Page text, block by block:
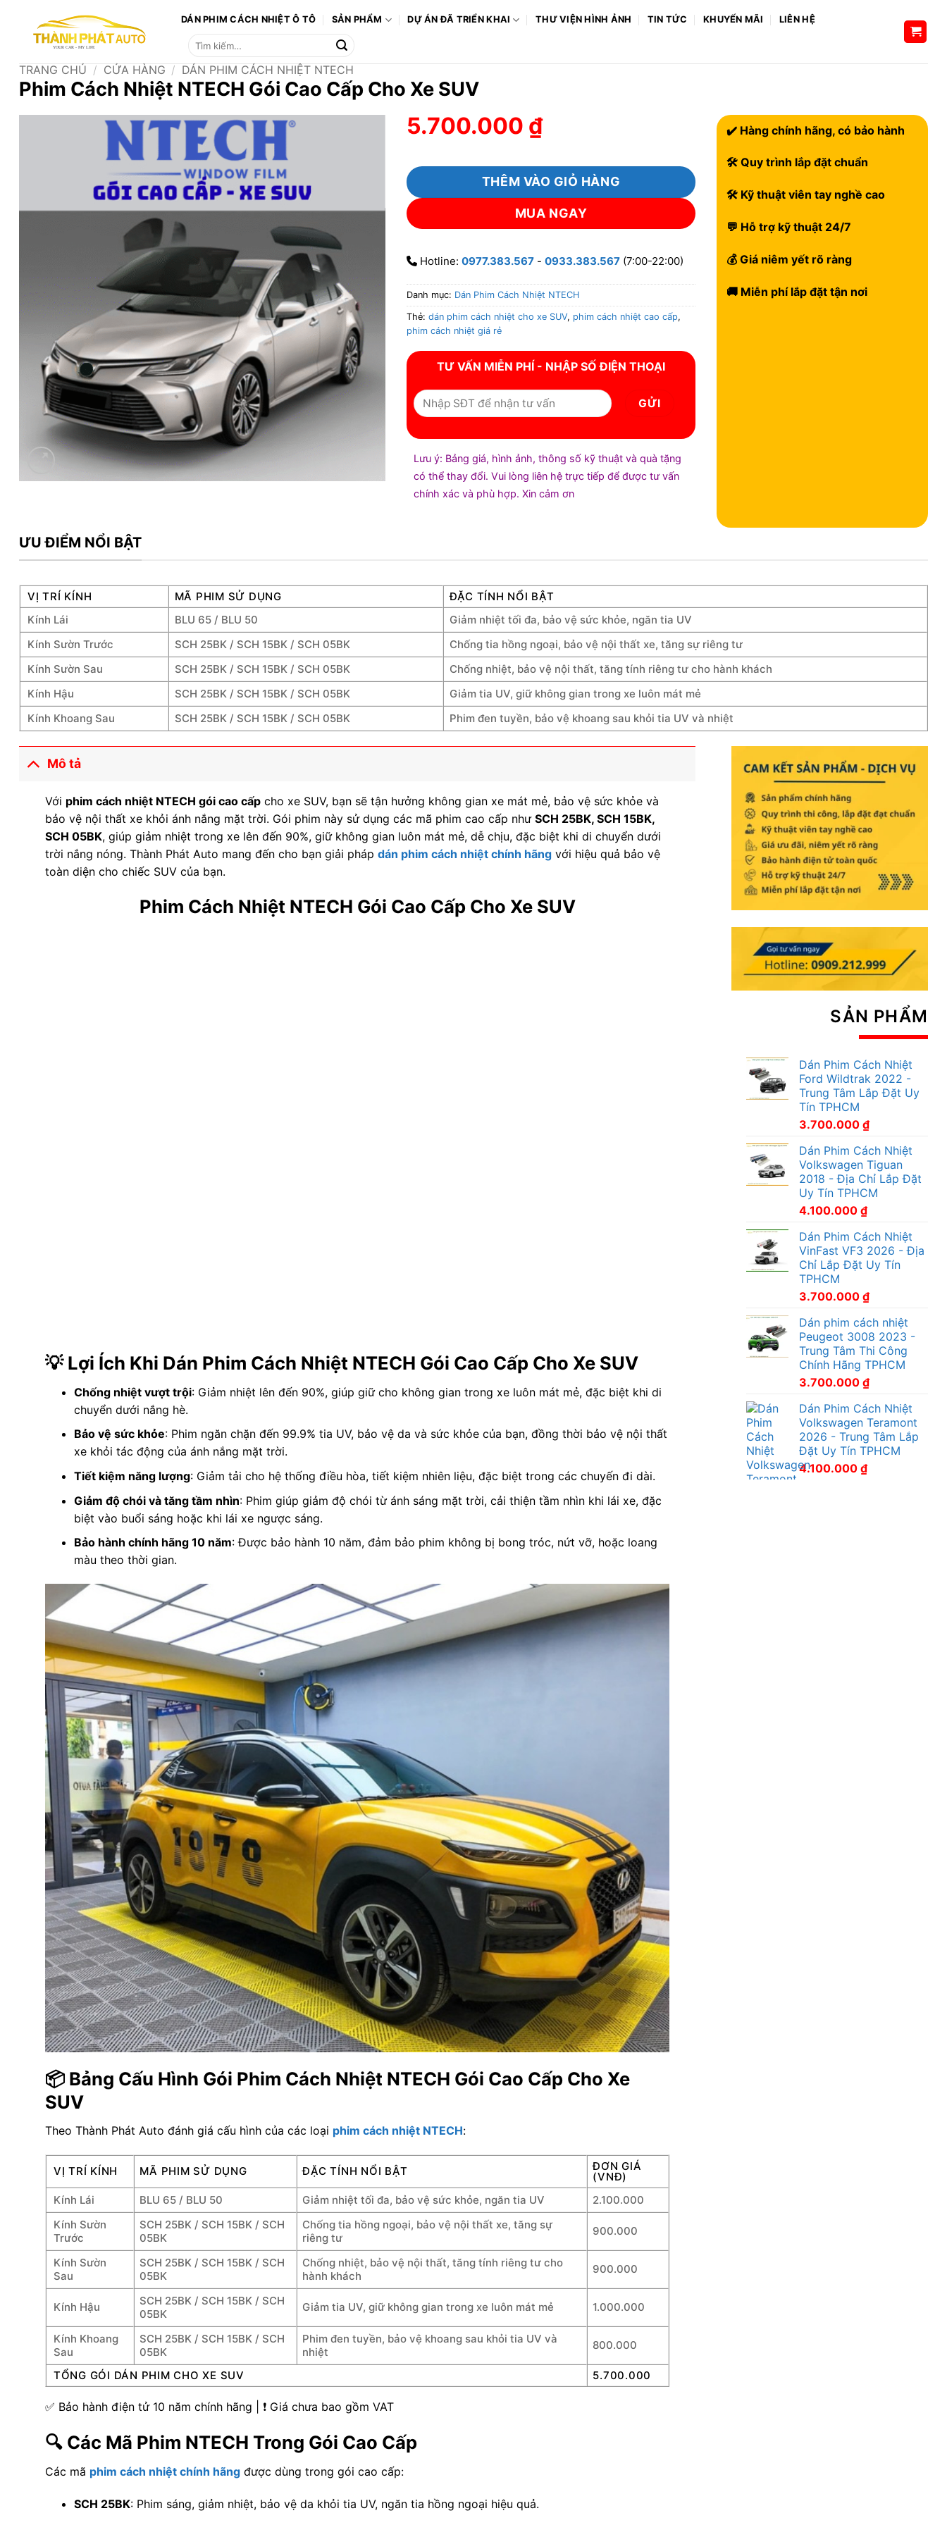
dung
DÁN PHIM CÁCH NHIỆT Ô TÔ SẢN PHẨM DỰ ÁN ĐÃ TRIỂN KHAI THƯ VIỆN HÌNH ẢNH TIN TỨC KHUYẾN MÃI
LIÊN HỆ
Tìm
TRANG CHỦ / CỬA HÀNG / DÁN PHIM CÁCH NHIỆT NTECH
Phim Cách Nhiệt NTECH Gói Cao Cấp Cho Xe SUV
5.700.000 ₫
THÊM VÀO GIỎ HÀNG
MUA NGAY
Hotline: 0977.383.567 - 0933.383.567 (7:00-22:00)
Danh mục: Dán Phim Cách Nhiệt NTECH
Thẻ: dán phim cách nhiệt cho xe SUV, phim cách nhiệt cao cấp,
phim cách nhiệt giá rẻ
TƯ VẤN MIỄN PHÍ - NHẬP SỐ ĐIỆN THOẠI
Lưu ý: Bảng giá, hình ảnh, thông số kỹ thuật và quà tặng
có thể thay đổi. Vui lòng liên hệ trực tiếp để được tư vấn
chính xác và phù hợp. Xin cảm ơn
✔️ Hàng chính hãng, có bảo hành
🛠 Quy trình lắp đặt chuẩn
🛠 Kỹ thuật viên tay nghề cao
💬 Hỗ trợ kỹ thuật 24/7
💰 Giá niêm yết rõ ràng
🚚 Miễn phí lắp đặt tận nơi
ƯU ĐIỂM NỔI BẬT
VỊ TRÍ KÍNH MÃ PHIM SỬ DỤNG
ĐẶC TÍNH NỔI BẬT
Kính Lái
BLU 65 / BLU 50
Giảm nhiệt tối đa, bảo vệ sức khỏe, ngăn tia UV
Kính Sườn Trước
SCH 25BK / SCH 15BK / SCH 05BK
Chống tia hồng ngoại, bảo vệ nội thất xe, tăng sự riêng tư
Kính Sườn Sau
SCH 25BK / SCH 15BK / SCH 05BK
Chống nhiệt, bảo vệ nội thất, tăng tính riêng tư cho hành khách
Kính Hậu
SCH 25BK / SCH 15BK / SCH 05BK
Giảm tia UV, giữ không gian trong xe luôn mát mẻ
Kính Khoang Sau
SCH 25BK / SCH 15BK / SCH 05BK Phim đen tuyền, bảo vệ khoang sau khỏi tia UV và nhiệt
Mô tả
Với phim cách nhiệt NTECH gói cao cấpcho xe SUV, bạn sẽ tận hưởng không gian xe mát mẻ, bảo vệ sức khỏe và
bảo vệ nội thất xe khỏi ánh nắng mặt trời. Gói phim này sử dụng các mã phim cao cấp như SCH 25BK, SCH 15BK,
SCH 05BK, giúp giảm nhiệt trong xe lên đến 90%, giữ không gian luôn mát mẻ, dễ chịu, đặc biệt khi di chuyển dưới
trời nắng nóng. Thành Phát Auto mang đến cho bạn giải pháp dán phim cách nhiệt chính hãngvới hiệu quả bảo vệ
toàn diện cho chiếc SUV của bạn.
Phim Cách Nhiệt NTECH Gói Cao Cấp Cho Xe SUV
💡 Lợi Ích Khi Dán Phim Cách Nhiệt NTECH Gói Cao Cấp Cho Xe SUV
Chống nhiệt vượt trội: Giảm nhiệt lên đến 90%, giúp giữ cho không gian trong xe luôn mát mẻ, đặc biệt khi di
chuyển dưới nắng hè.
Bảo vệ sức khỏe: Phim ngăn chặn đến 99.9% tia UV, bảo vệ da và sức khỏe của bạn, đồng thời bảo vệ nội thất
xe khỏi tác động của ánh nắng mặt trời.
Tiết kiệm năng lượng: Giảm tải cho hệ thống điều hòa, tiết kiệm nhiên liệu, đặc biệt trong các chuyến đi dài.
Giảm độ chói và tăng tầm nhìn: Phim giúp giảm độ chói từ ánh sáng mặt trời, cải thiện tầm nhìn khi lái xe, đặc
biệt vào buổi sáng hoặc khi lái xe ngược sáng.
Bảo hành chính hãng 10 năm: Được bảo hành 10 năm, đảm bảo phim không bị bong tróc, nứt vỡ, hoặc loang
màu theo thời gian.
📦 Bảng Cấu Hình Gói Phim Cách Nhiệt NTECH Gói Cao Cấp Cho Xe
SUV
Theo Thành Phát Auto đánh giá cấu hình của các loại phim cách nhiệt NTECH:
VỊ TRÍ KÍNH MÃ PHIM SỬ DỤNG ĐẶC TÍNH NỔI BẬT ĐƠN GIÁ
(VNĐ)
Kính Lái
BLU 65 / BLU 50 Giảm nhiệt tối đa, bảo vệ sức khỏe, ngăn tia UV
2.100.000
Kính Sườn
Trước
SCH 25BK / SCH 15BK / SCH
05BK
Chống tia hồng ngoại, bảo vệ nội thất xe, tăng sự
riêng tư
900.000
Kính Sườn
Sau
SCH 25BK / SCH 15BK / SCH
05BK
Chống nhiệt, bảo vệ nội thất, tăng tính riêng tư cho
hành khách
900.000
Kính Hậu
SCH 25BK / SCH 15BK / SCH
05BK
Giảm tia UV, giữ không gian trong xe luôn mát mẻ 1.000.000
Kính Khoang
Sau
SCH 25BK / SCH 15BK / SCH
05BK
Phim đen tuyền, bảo vệ khoang sau khỏi tia UV và
nhiệt
800.000
TỔNG GÓI DÁN PHIM CHO XE SUV 5.700.000
✅ Bảo hành điện tử 10 năm chính hãng | ❗ Giá chưa bao gồm VAT
🔍 Các Mã Phim NTECH Trong Gói Cao Cấp
Các mã phim cách nhiệt chính hãngđược dùng trong gói cao cấp:
SCH 25BK: Phim sáng, giảm nhiệt, bảo vệ da khỏi tia UV, ngăn tia hồng ngoại hiệu quả.
SẢN PHẨM
Dán Phim Cách Nhiệt
Ford Wildtrak 2022 -
Trung Tâm Lắp Đặt Uy
Tín TPHCM
3.700.000 ₫
Dán Phim Cách Nhiệt
Volkswagen Tiguan
2018 - Địa Chỉ Lắp Đặt
Uy Tín TPHCM
4.100.000 ₫
Dán Phim Cách Nhiệt
VinFast VF3 2026 - Địa
Chỉ Lắp Đặt Uy Tín
TPHCM
3.700.000 ₫
Dán phim cách nhiệt
Peugeot 3008 2023 -
Trung Tâm Thi Công
Chính Hãng TPHCM
3.700.000 ₫
Dán Phim Cách Nhiệt
Volkswagen Teramont
2026 - Trung Tâm Lắp
Đặt Uy Tín TPHCM
4.100.000 ₫